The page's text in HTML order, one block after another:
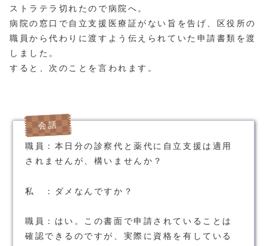
ストラテラ切れたので病院へ。
病院の窓口で自立支援医療証がない旨を告げ、区役所の
職員から代わりに渡すよう伝えられていた申請書類を渡
しました。
すると、次のことを言われます。
職員：本日分の診察代と薬代に自立支援は適用
されませんが、構いませんか？
私 ：ダメなんですか？
職員：はい。この書面で申請されていることは
確認できるのですが、実際に資格を有している